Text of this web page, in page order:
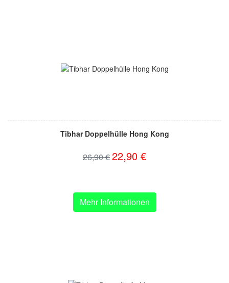
Tibhar Doppelhülle Hong Kong
26,90 €22,90 €
Mehr Informationen